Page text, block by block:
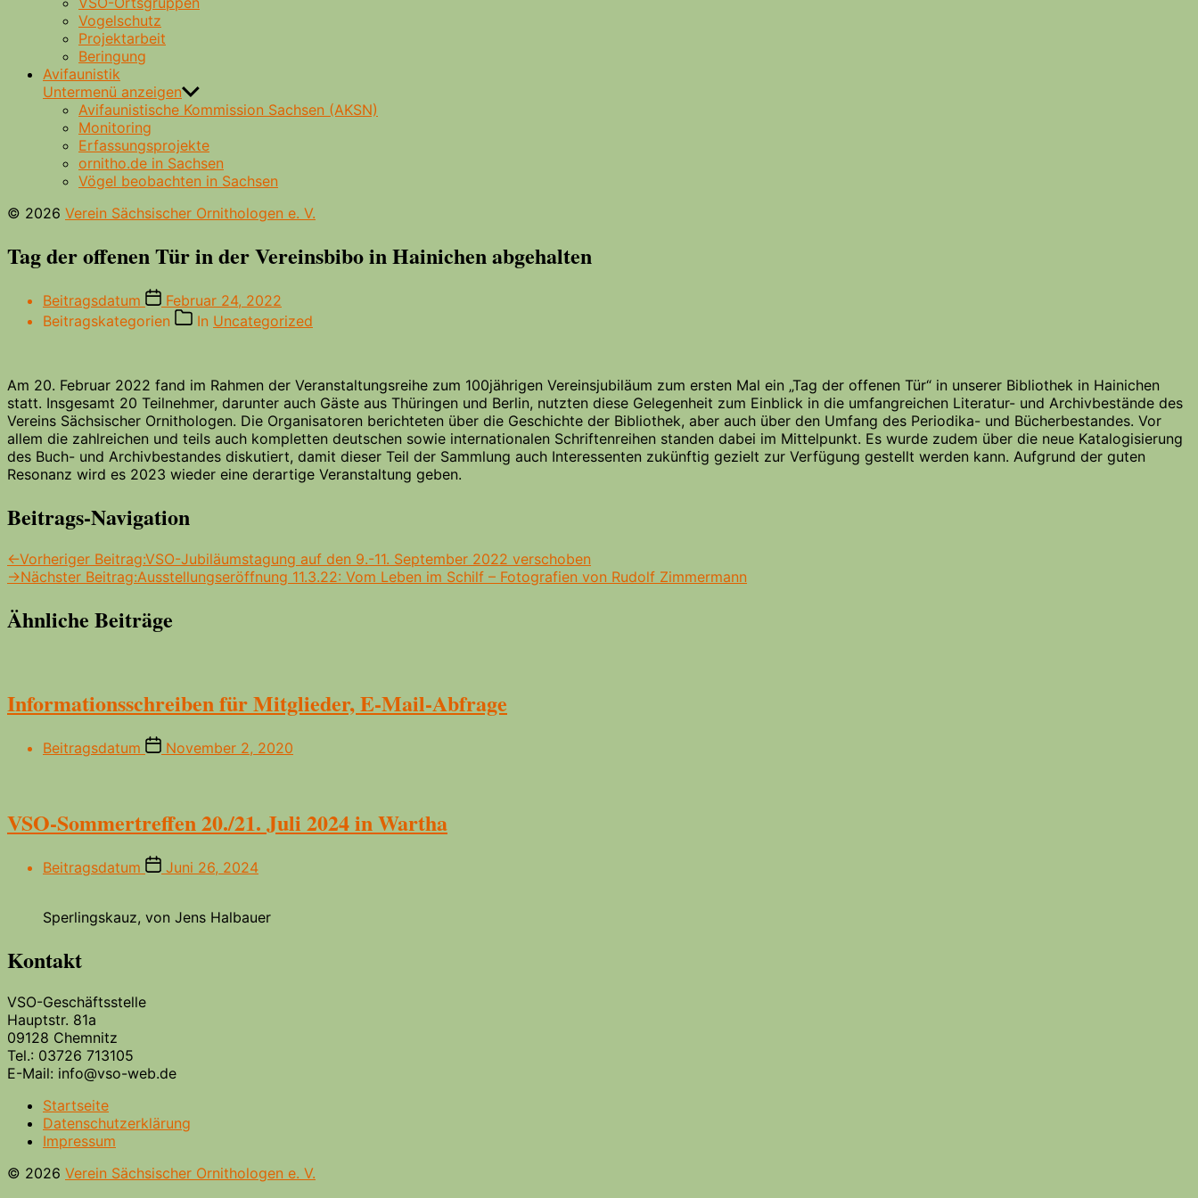
Vogelschutz
Projektarbeit
Beringung
Avifaunistik
Untermenü anzeigen
Avifaunistische Kommission Sachsen (AKSN)
Monitoring
Erfassungsprojekte
ornitho.de in Sachsen
Vögel beobachten in Sachsen
© 2026 Verein Sächsischer Ornithologen e. V.
Tag der offenen Tür in der Vereinsbibo in Hainichen abgehalten
Beitragsdatum
Februar 24, 2022
Beitragskategorien
In Uncategorized
Am 20. Februar 2022 fand im Rahmen der Veranstaltungsreihe zum 100jährigen Vereinsjubiläum zum ersten Mal ein „Tag der offenen Tür“ in unserer Bibliothek in Hainichen
statt. Insgesamt 20 Teilnehmer, darunter auch Gäste aus Thüringen und Berlin, nutzten diese Gelegenheit zum Einblick in die umfangreichen Literatur- und Archivbestände des
Vereins Sächsischer Ornithologen. Die Organisatoren berichteten über die Geschichte der Bibliothek, aber auch über den Umfang des Periodika- und Bücherbestandes. Vor
allem die zahlreichen und teils auch kompletten deutschen sowie internationalen Schriftenreihen standen dabei im Mittelpunkt. Es wurde zudem über die neue Katalogisierung
des Buch- und Archivbestandes diskutiert, damit dieser Teil der Sammlung auch Interessenten zukünftig gezielt zur Verfügung gestellt werden kann. Aufgrund der guten
Resonanz wird es 2023 wieder eine derartige Veranstaltung geben.
Beitrags-Navigation
←Vorheriger Beitrag:VSO-Jubiläumstagung auf den 9.-11. September 2022 verschoben
→Nächster Beitrag:Ausstellungseröffnung 11.3.22: Vom Leben im Schilf – Fotografien von Rudolf Zimmermann
Ähnliche Beiträge
Informationsschreiben für Mitglieder, E-Mail-Abfrage
Beitragsdatum November 2, 2020
VSO-Sommertreffen 20./21. Juli 2024 in Wartha
Beitragsdatum Juni 26, 2024
Sperlingskauz, von Jens Halbauer
Kontakt
VSO-Geschäftsstelle
Hauptstr. 81a
09128 Chemnitz
Tel.: 03726 713105
E-Mail: info@vso-web.de
Startseite
Datenschutzerklärung
Impressum
© 2026 Verein Sächsischer Ornithologen e. V.